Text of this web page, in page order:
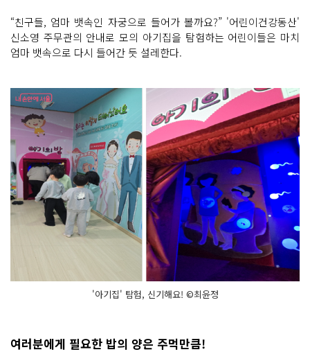
“친구들, 엄마 뱃속인 자궁으로 들어가 볼까요?” '어린이건강동산'
신소영 주무관의 안내로 모의 아기집을 탐험하는 어린이들은 마치
엄마 뱃속으로 다시 들어간 듯 설레한다.
'아기집' 탐험, 신기해요! ©최윤정
여러분에게 필요한 밥의 양은 주먹만큼!